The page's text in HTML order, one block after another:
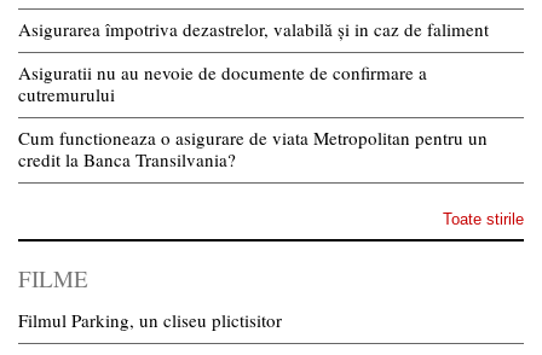
Asigurarea împotriva dezastrelor, valabilă și in caz de faliment
Asiguratii nu au nevoie de documente de confirmare a
cutremurului
Cum functioneaza o asigurare de viata Metropolitan pentru un
credit la Banca Transilvania?
Toate stirile
FILME
Filmul Parking, un cliseu plictisitor